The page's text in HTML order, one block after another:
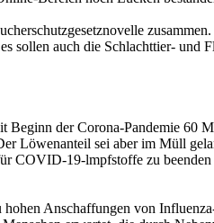
sollen auch die Schlachttier- und
Beginn der Corona-Pandemie
Löwenanteil sei aber im Müll
COVID-19-lmpfstoffe zu
Anschaffungen von